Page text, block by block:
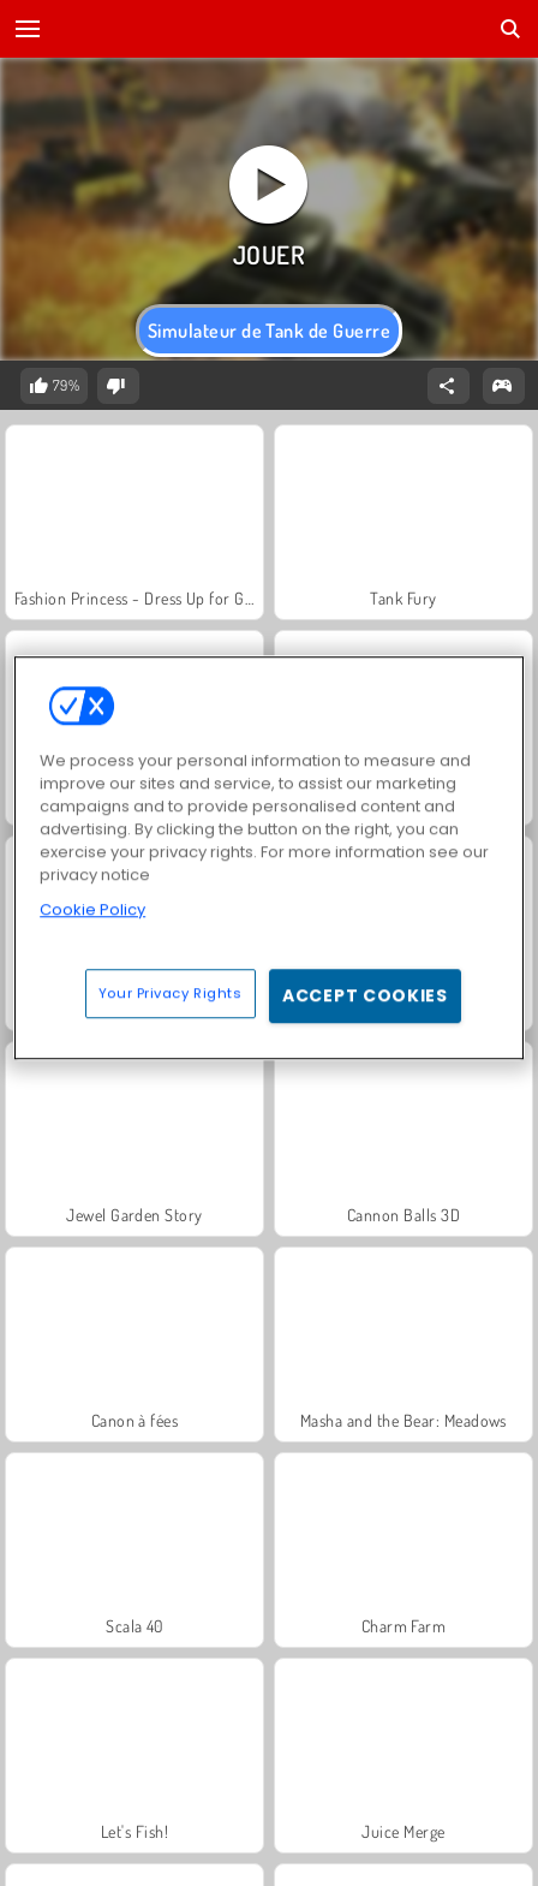
Simulateur de Tank de Guerre
79%
Tank Fury
Royal Story Guerre des Tanks
Neon Battle Tank Farm Merge Valley
Jewel Garden Story Cannon Balls 3D
Canon à fées Masha and the Bear: Meadows
Scala 40 Charm Farm
Let's Fish! Juice Merge
We process your personal information to measure and
improve our sites and service, to assist our marketing
campaigns and to provide personalised content and
advertising. By clicking the button on the right, you can
exercise your privacy rights. For more information see our
privacy notice
Cookie Policy
Your Privacy Rights ACCEPT COOKIES